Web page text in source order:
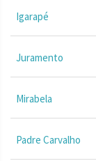
Igarapé
Juramento
Mirabela
Padre Carvalho